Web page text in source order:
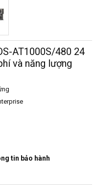
AT1000S/480 24
và năng lượng
tin bảo hành